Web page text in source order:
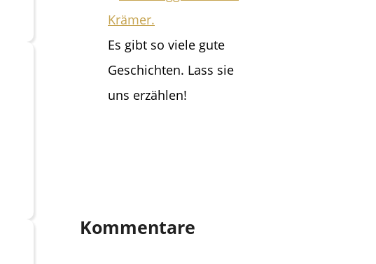
Es gibt so viele gute
Geschichten. Lass sie
uns erzählen!
Kommentare